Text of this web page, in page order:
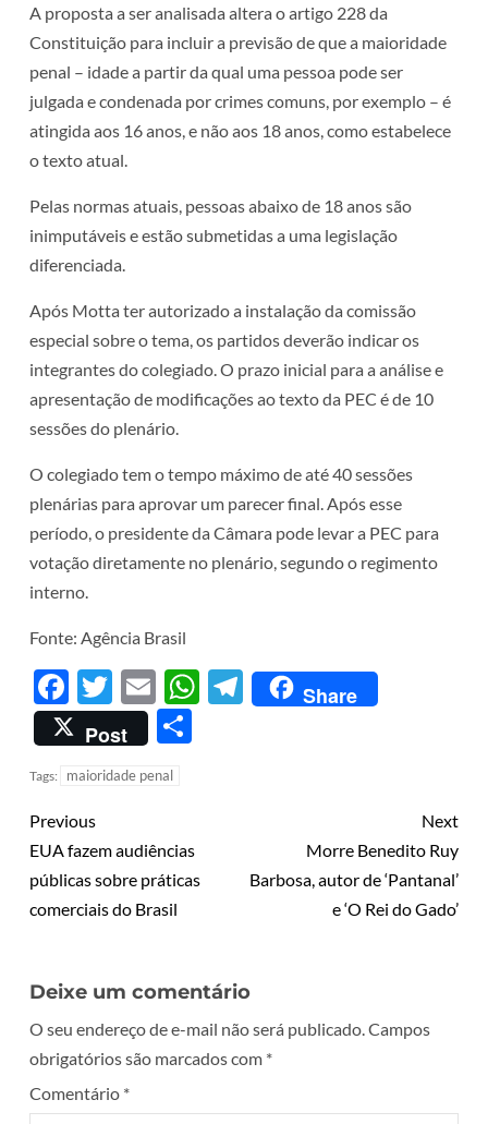
A proposta a ser analisada altera o artigo 228 da
Constituição para incluir a previsão de que a maioridade
penal – idade a partir da qual uma pessoa pode ser
julgada e condenada por crimes comuns, por exemplo – é
atingida aos 16 anos, e não aos 18 anos, como estabelece
o texto atual.
Pelas normas atuais, pessoas abaixo de 18 anos são
inimputáveis e estão submetidas a uma legislação
diferenciada.
Após Motta ter autorizado a instalação da comissão
especial sobre o tema, os partidos deverão indicar os
integrantes do colegiado. O prazo inicial para a análise e
apresentação de modificações ao texto da PEC é de 10
sessões do plenário.
O colegiado tem o tempo máximo de até 40 sessões
plenárias para aprovar um parecer final. Após esse
período, o presidente da Câmara pode levar a PEC para
votação diretamente no plenário, segundo o regimento
interno.
Fonte: Agência Brasil
Facebook
Twitter
EmailWhatsApp
Telegram
Share
Post
Tags: maioridade penal
Previous
EUA fazem audiências
públicas sobre práticas
comerciais do Brasil
Next
Morre Benedito Ruy
Barbosa, autor de ‘Pantanal’
e ‘O Rei do Gado’
Deixe um comentário
O seu endereço de e-mail não será publicado.Campos
obrigatórios são marcados com *
Comentário *